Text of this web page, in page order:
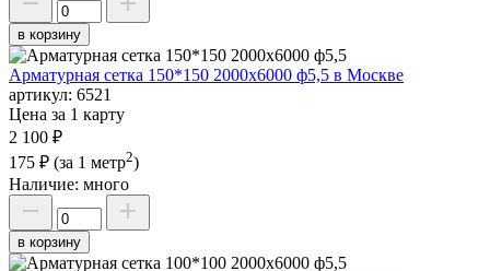
в корзину
Арматурная сетка 150*150 2000х6000 ф5,5 в Москве
артикул: 6521
Цена за 1 карту
2 100 ₽
175 ₽ (за 1 метр2)
Наличие: много
в корзину